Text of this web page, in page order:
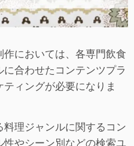
においては、各専門飲食
合わせたコンテンツプラ
ィングが必要になりま
理ジャンルに関するコン
やシーン別などの検索ユ